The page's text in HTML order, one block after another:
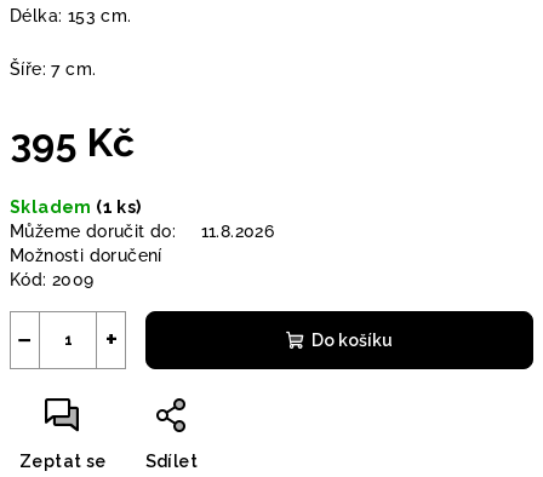
Délka: 153 cm.
Šíře: 7 cm.
395 Kč
cena:
Skladem (1 ks)
Můžeme doručit do:
11.8.2026
Možnosti doručení
Kód: 2009
+
− Do košíku
Zeptat se Sdílet